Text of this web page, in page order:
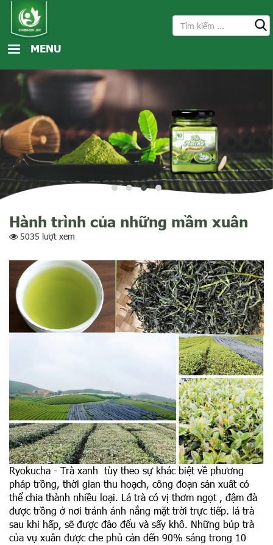
Nhảy đến nội dung
MENU
Search form
Tìm kiếm
Hành trình của những mầm xuân
5035 lượt xem
Ryokucha - Trà xanh tùy theo sự khác biệt về phương
pháp trồng, thời gian thu hoạch, công đoạn sản xuất có
thể chia thành nhiều loại. Lá trà có vị thơm ngọt , đậm đà
được trồng ở nơi tránh ánh nắng mặt trời trực tiếp. lá trà
sau khi hấp, sẽ được đảo đểu và sấy khô. Những búp trà
của vụ xuân được che phủ cản đến 90% sáng trong 10